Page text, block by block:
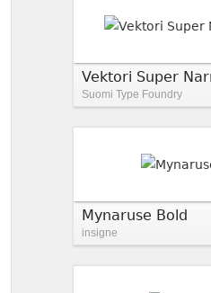
Suomi Type Foundry
Mynaruse Bold
insigne